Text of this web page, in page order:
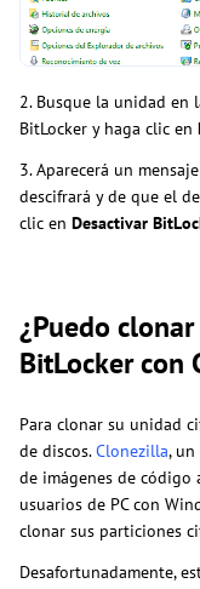
2. Busque la unidad en
BitLocker y haga clic en
3. Aparecerá un
descifrará y de que el
clic en Desactivar
¿Puedo
BitLocker con
Para clonar su unidad
de discos.Clonezilla,
de imágenes de
usuarios de PC con
clonar sus particiones
Desafortunadamente,